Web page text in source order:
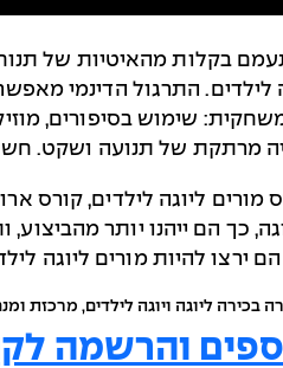
בקלות מהאיטיות של
לילדים. התרגול הדינמי
שימוש בסיפורים,
מרתקת של תנועה ושקט.
מורים ליוגה לילדים, קורס
כך הם ייהנו יותר
הם ירצו להיות מורים ליוגה
בכירה ליוגה ויוגה לילדים, מרכזת
והרשמה